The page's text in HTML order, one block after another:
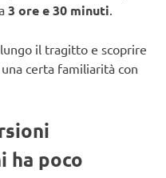
3 ore e 30 minuti
il tragitto e scoprire
certa familiarità con
ha poco